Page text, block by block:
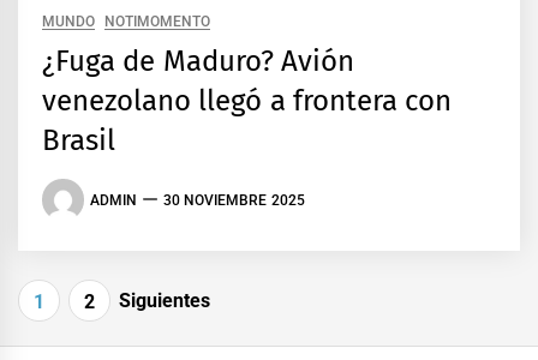
MUNDO NOTIMOMENTO
¿Fuga de Maduro? Avión
venezolano llegó a frontera con
Brasil
ADMIN 30 NOVIEMBRE 2025
Paginación
1 2 Siguientes